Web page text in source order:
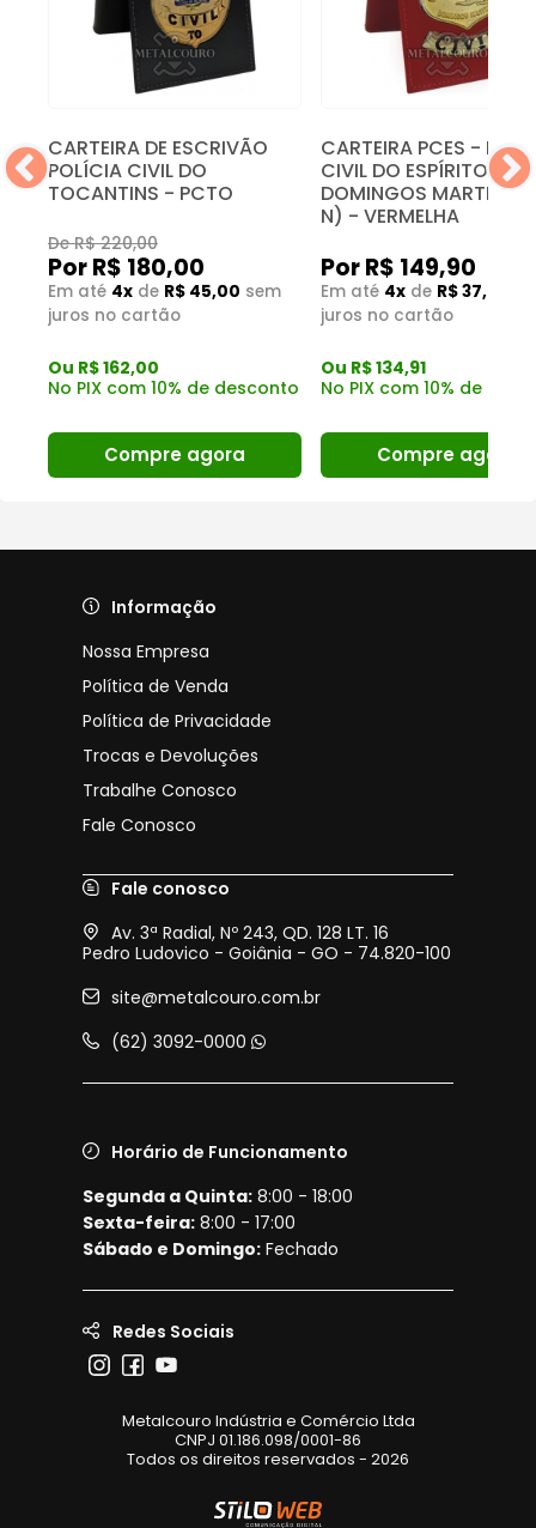
CARTEIRA DE ESCRIVÃO
POLÍCIA CIVIL DO
TOCANTINS - PCTO
De R$ 220,00
Por R$ 180,00
Em até 4x de R$ 45,00 sem
juros no cartão
Ou R$ 162,00
No PIX com 10% de desconto
Compre agora
CARTEIRA PCES -
CIVIL DO ESPÍRITO
DOMINGOS MARTINS
N) - VERMELHA
Por R$ 149,90
Em até 4x de R$ 37,48
juros no cartão
Ou R$ 134,91
No PIX com 10% de
Compre agora
Informação
Nossa Empresa
Política de Venda
Política de Privacidade
Trocas e Devoluções
Trabalhe Conosco
Fale Conosco
Fale conosco
Av. 3ª Radial, Nº 243, QD. 128 LT. 16
Pedro Ludovico - Goiânia - GO - 74.820-100
site@metalcouro.com.br
(62) 3092-0000
Horário de Funcionamento
Segunda a Quinta: 8:00 - 18:00
Sexta-feira: 8:00 - 17:00
Sábado e Domingo: Fechado
Redes Sociais
Metalcouro Indústria e Comércio Ltda
CNPJ 01.186.098/0001-86
Todos os direitos reservados - 2026